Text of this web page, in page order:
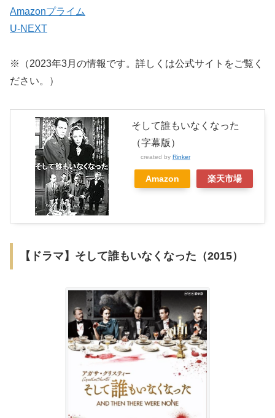
Amazonプライム
U-NEXT
※（2023年3月の情報です。詳しくは公式サイトをご覧く
ださい。）
そして誰もいなくなった
（字幕版）
created by Rinker
Amazon 楽天市場
【ドラマ】そして誰もいなくなった（2015）